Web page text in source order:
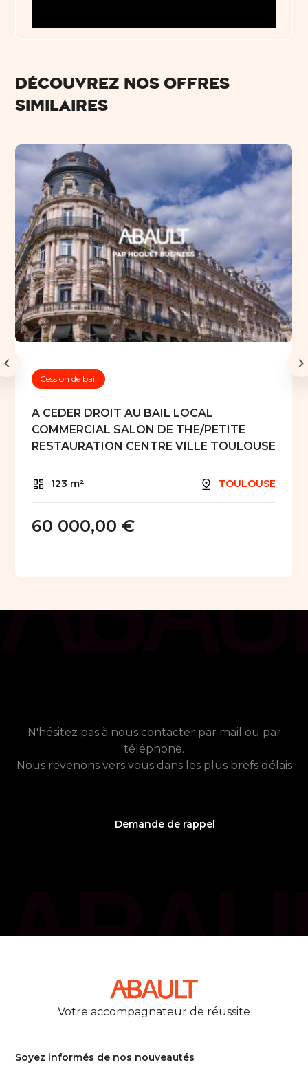
Découvrez nos offres
similaires
Cession de bail
A CEDER DROIT AU BAIL LOCAL
COMMERCIAL SALON DE THE/PETITE
RESTAURATION CENTRE VILLE TOULOUSE
123 m² TOULOUSE
60 000,00 €
N'hésitez pas à nous contacter par mail ou par
téléphone.
Nous revenons vers vous dans les plus brefs délais
Demande de rappel
Votre accompagnateur de réussite
Soyez informés de nos nouveautés